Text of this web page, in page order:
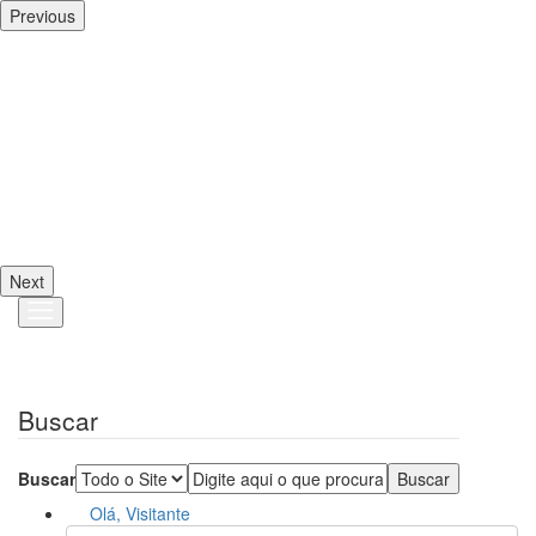
Previous
Next
Buscar
Buscar
Olá, Visitante